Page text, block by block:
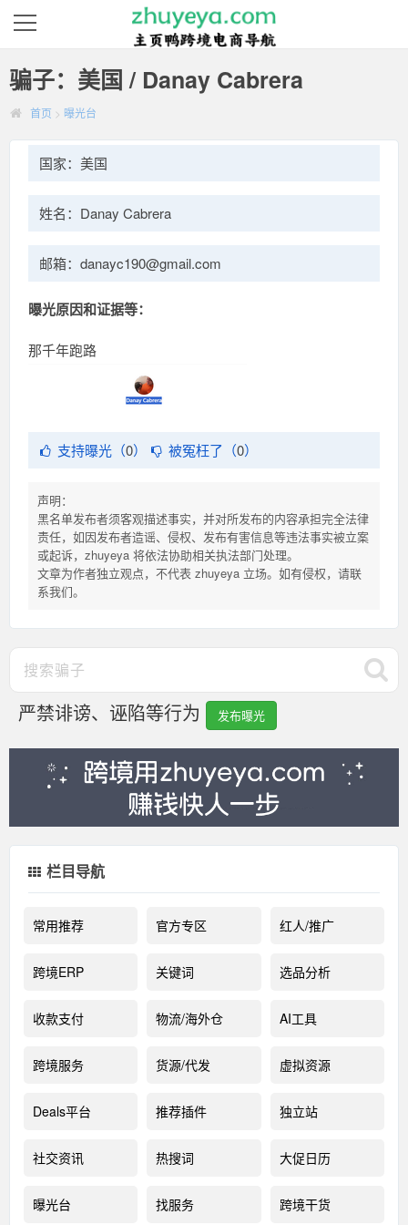
骗子：美国 / Danay Cabrera
首页 > 曝光台
国家：美国
姓名：Danay Cabrera
邮箱：danayc190@gmail.com
曝光原因和证据等：
那千年跑路
支持曝光（0） 被冤枉了（0）
声明：
黑名单发布者须客观描述事实，并对所发布的内容承担完全法律
责任，如因发布者造谣、侵权、发布有害信息等违法事实被立案
或起诉，zhuyeya 将依法协助相关执法部门处理。
文章为作者独立观点，不代表 zhuyeya 立场。如有侵权，请联
系我们。
严禁诽谤、诬陷等行为 发布曝光
栏目导航
常用推荐 官方专区 红人/推广
跨境ERP 关键词 选品分析
收款支付 物流/海外仓 AI工具
跨境服务 货源/代发 虚拟资源
Deals平台 推荐插件 独立站
社交资讯 热搜词 大促日历
曝光台 找服务 跨境干货